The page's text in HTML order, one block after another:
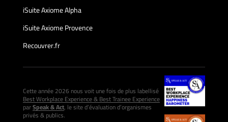
iSuite Axiome Alpha
iSuite Axiome Provence
Recouvrer.fr
Cette année 2026 nous voit une fois de plus labellisé
Best Workplace Experience & Best Trainee Experience
parSpeak & Act, le site d’évaluation d’organismes
privés & publics.